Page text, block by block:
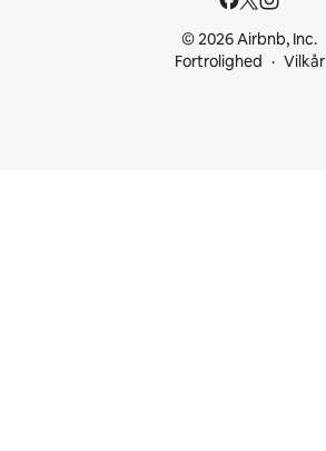
© 2026 Airbnb, Inc.
Fortrolighed
Vilkår